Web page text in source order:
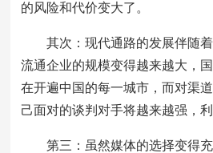
的风险和代价变大了。
其次：现代通路的发展伴随着
流通企业的规模变得越来越大，
在开遍中国的每一城市，而对渠
己面对的谈判对手将越来越强，
第三：虽然媒体的选择变得充